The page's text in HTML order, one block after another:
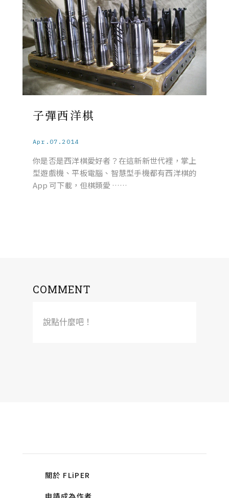
子彈西洋棋
Apr.07.2014
你是否是西洋棋愛好者？在這新新世代裡，掌上
型遊戲機、平板電腦、智慧型手機都有西洋棋的
App 可下載，但棋類愛 ……
COMMENT
說點什麼吧！
關於 FLiPER